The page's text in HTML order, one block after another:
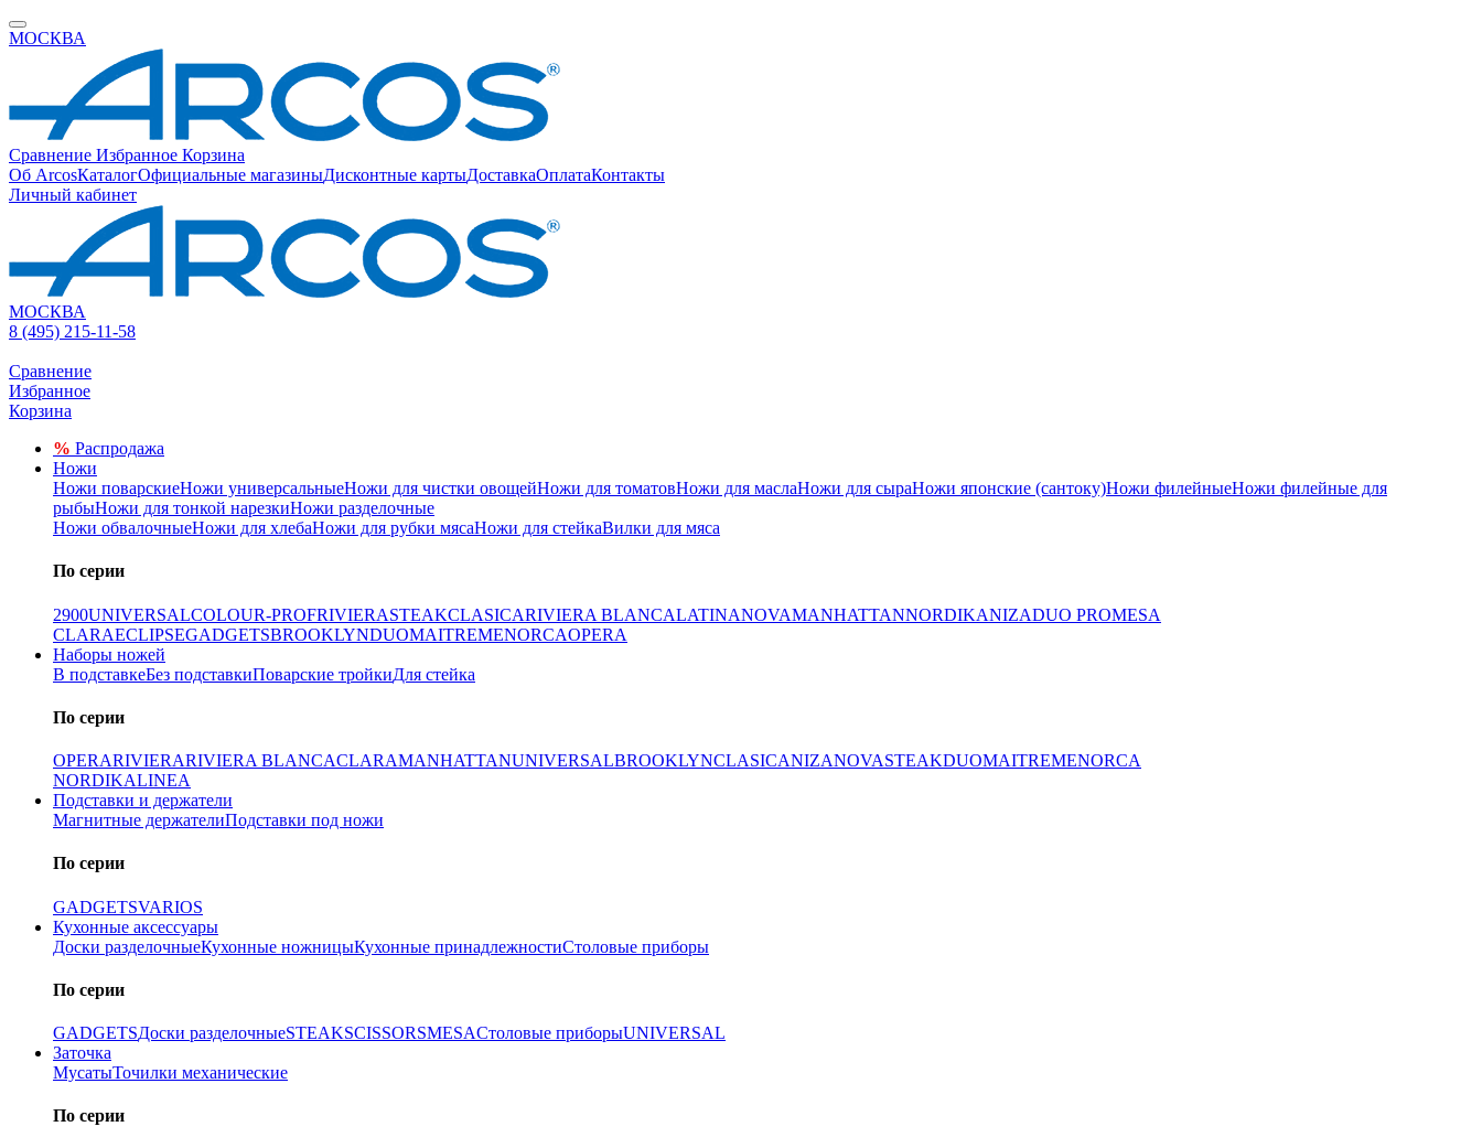
МОСКВА
Сравнение Избранное Корзина
Об ArcosКаталогОфициальные магазиныДисконтные картыДоставкаОплатаКонтакты
Личный кабинет
МОСКВА
8 (495) 215-11-58
Сравнение
Избранное
Корзина
% Распродажа
Ножи
Ножи поварскиеНожи универсальныеНожи для чистки овощейНожи для томатовНожи для маслаНожи для сыраНожи японские (сантоку)Ножи филейныеНожи филейные для
рыбыНожи для тонкой нарезкиНожи разделочные
Ножи обвалочныеНожи для хлебаНожи для рубки мясаНожи для стейкаВилки для мяса
По серии
2900UNIVERSALCOLOUR-PROFRIVIERASTEAKCLASICARIVIERA BLANCALATINANOVAMANHATTANNORDIKANIZADUO PROMESA
CLARAECLIPSEGADGETSBROOKLYNDUOMAITREMENORCAOPERA
Наборы ножей
В подставкеБез подставкиПоварские тройкиДля стейка
По серии
OPERARIVIERARIVIERA BLANCACLARAMANHATTANUNIVERSALBROOKLYNCLASICANIZANOVASTEAKDUOMAITREMENORCA
NORDIKALINEA
Подставки и держатели
Магнитные держателиПодставки под ножи
По серии
GADGETSVARIOS
Кухонные аксессуары
Доски разделочныеКухонные ножницыКухонные принадлежностиСтоловые приборы
По серии
GADGETSДоски разделочныеSTEAKSCISSORSMESAСтоловые приборыUNIVERSAL
Заточка
МусатыТочилки механические
По серии